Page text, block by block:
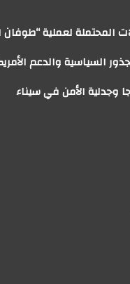
المحتملة لعملية
السياسية والدعم
وجدلية الأمن في سيناء